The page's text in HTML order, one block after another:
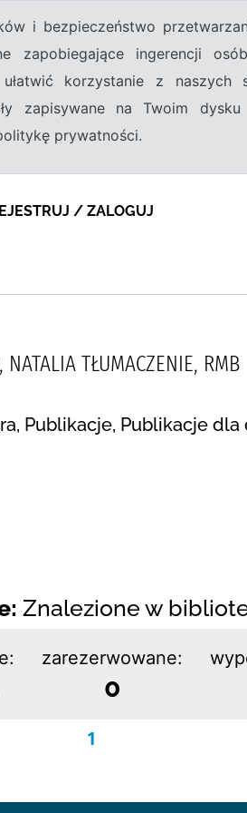
i bezpieczeństwo
zapobiegające ingerencji
korzystanie z
zapisywane na Twoim dysku
prywatności.
/ ZALOGUJ
NATALIA TŁUMACZENIE, RMB
Publikacje, Publikacje dla
Znalezione w
zarezerwowane:
0
1